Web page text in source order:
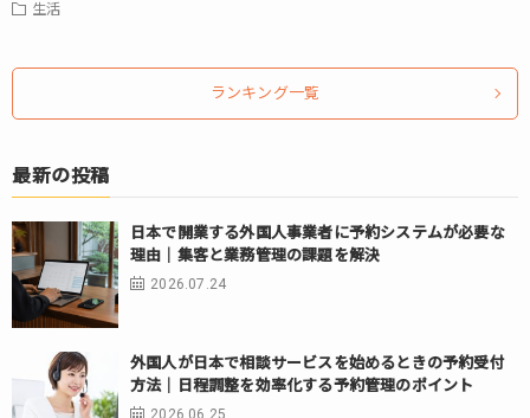
生活
ランキング一覧
最新の投稿
日本で開業する外国人事業者に予約システムが必要な
理由｜集客と業務管理の課題を解決
2026.07.24
外国人が日本で相談サービスを始めるときの予約受付
方法｜日程調整を効率化する予約管理のポイント